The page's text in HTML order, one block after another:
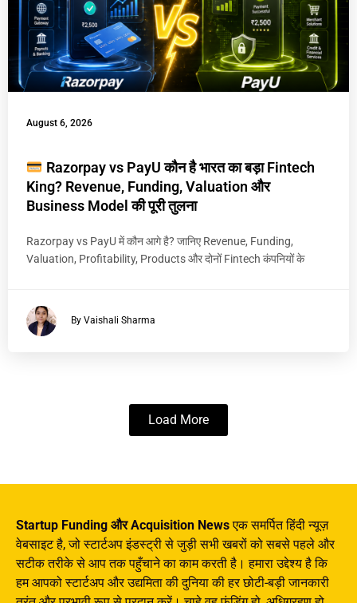
August 6, 2026
Razorpay vs PayU कौन है भारत का बड़ा Fintech
King? Revenue, Funding, Valuation और
Business Model की पूरी तुलना
Razorpay vs PayU में कौन आगे है? जानिए Revenue, Funding,
Valuation, Profitability, Products और दोनों Fintech कंपनियों के
By Vaishali Sharma
Load More
Startup Funding और Acquisition Newsएक समर्पित हिंदी न्यूज़
वेबसाइट है, जो स्टार्टअप इंडस्ट्री से जुड़ी सभी खबरों को सबसे पहले और
सटीक तरीके से आप तक पहुँचाने का काम करती है। हमारा उद्देश्य है कि
हम आपको स्टार्टअप और उद्यमिता की दुनिया की हर छोटी-बड़ी जानकारी